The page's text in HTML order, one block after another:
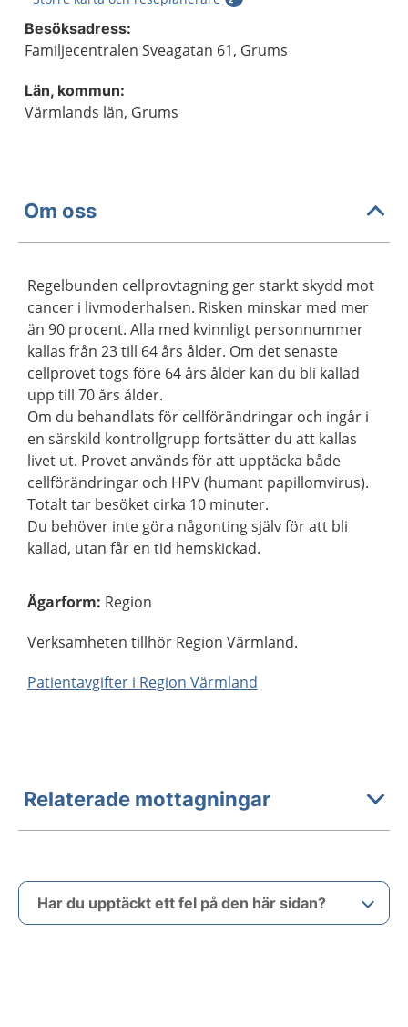
Besöksadress:
Familjecentralen Sveagatan 61, Grums
Län, kommun:
Värmlands län, Grums
Om oss
Regelbunden cellprovtagning ger starkt skydd mot
cancer i livmoderhalsen. Risken minskar med mer
än 90 procent. Alla med kvinnligt personnummer
kallas från 23 till 64 års ålder. Om det senaste
cellprovet togs före 64 års ålder kan du bli kallad
upp till 70 års ålder.
Om du behandlats för cellförändringar och ingår i
en särskild kontrollgrupp fortsätter du att kallas
livet ut. Provet används för att upptäcka både
cellförändringar och HPV (humant papillomvirus).
Totalt tar besöket cirka 10 minuter.
Du behöver inte göra någonting själv för att bli
kallad, utan får en tid hemskickad.
Ägarform: Region
Verksamheten tillhör Region Värmland.
Patientavgifter i Region Värmland
Relaterade mottagningar
Har du upptäckt ett fel på den här sidan?